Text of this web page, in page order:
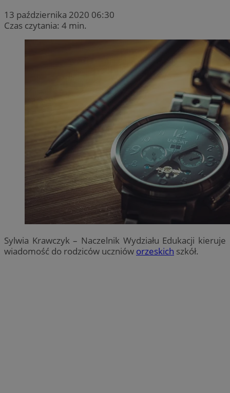
13 października 2020 06:30
Czas czytania: 4 min.
Sylwia Krawczyk – Naczelnik Wydziału Edukacji kieruje
wiadomość do rodziców uczniów orzeskich szkół.